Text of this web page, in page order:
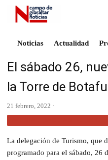
Noticias Actualidad
El sábado 26,
la Torre de
21 febrero, 2022 ·
La delegación de Turismo, que
programado para el sábado, 26